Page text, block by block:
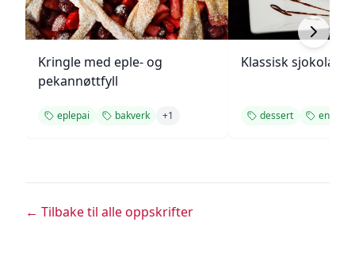
Kringle med eple- og
pekannøttfyll
eplepai bakverk +1
Klassisk
dessert enkel
← Tilbake til alle oppskrifter